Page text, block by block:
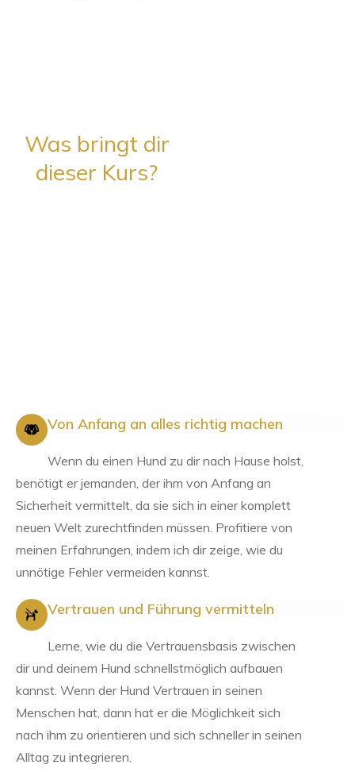
Was bringt dir
dieser Kurs?
Von Anfang an alles richtig machen
Wenn du einen Hund zu dir nach Hause holst,
benötigt er jemanden, der ihm von Anfang an
Sicherheit vermittelt, da sie sich in einer komplett
neuen Welt zurechtfinden müssen. Profitiere von
meinen Erfahrungen, indem ich dir zeige, wie du
unnötige Fehler vermeiden kannst.
Vertrauen und Führung vermitteln
Lerne, wie du die Vertrauensbasis zwischen
dir und deinem Hund schnellstmöglich aufbauen
kannst. Wenn der Hund Vertrauen in seinen
Menschen hat, dann hat er die Möglichkeit sich
nach ihm zu orientieren und sich schneller in seinen
Alltag zu integrieren.